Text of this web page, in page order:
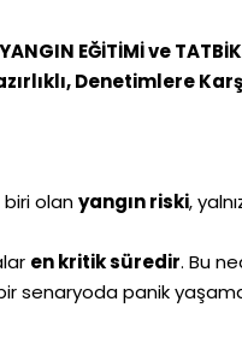
EĞİTİMİ ve
Denetimlere
olanyangın riski,
en kritik süredir. Bu
senaryoda panik